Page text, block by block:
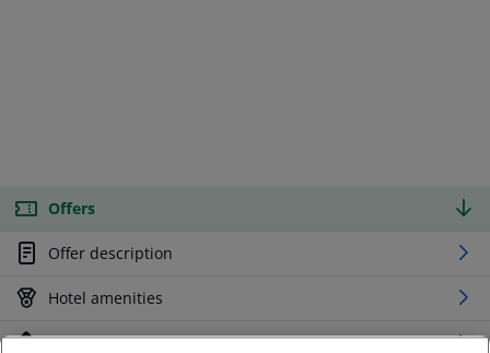
Offers
Offer description
Hotel amenities
Location